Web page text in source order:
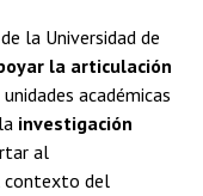
la Universidad de
la articulación
académicas
investigación
al
contexto del